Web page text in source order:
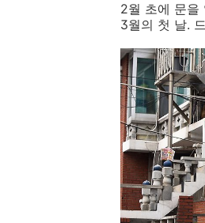
2월 초에 문을
3월의 첫 날.